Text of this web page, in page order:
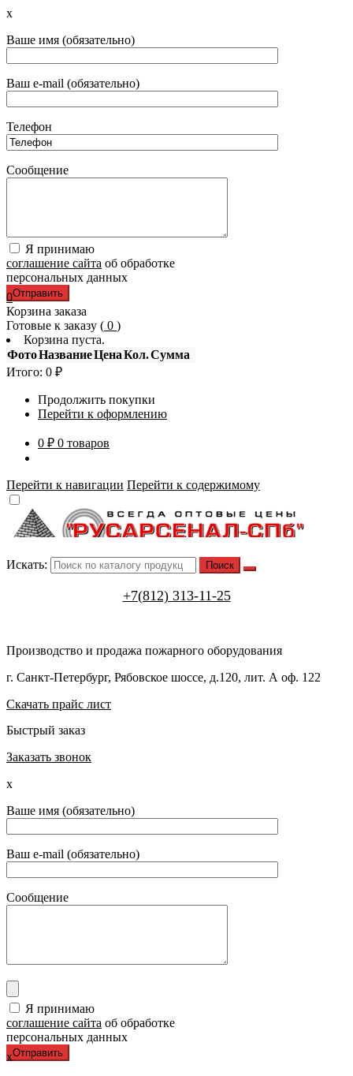
x
Ваше имя (обязательно)
Ваш e-mail (обязательно)
Телефон
Сообщение
Я принимаю
соглашение сайта об обработке
персональных данных
0
Корзина заказа
Готовые к заказу ( 0 )
Корзина пуста.
ФотоНазваниеЦенаКол.Сумма
Итого: 0 ₽
Продолжить покупки
Перейти к оформлению
0 ₽ 0 товаров
Перейти к навигации Перейти к содержимому
Искать:
+7(812) 313-11-25
Производство и продажа пожарного оборудования
г. Санкт-Петербург, Рябовское шоссе, д.120, лит. А оф. 122
Скачать прайс лист
Быстрый заказ
Заказать звонок
x
Ваше имя (обязательно)
Ваш e-mail (обязательно)
Сообщение
Я принимаю
соглашение сайта об обработке
персональных данных
x